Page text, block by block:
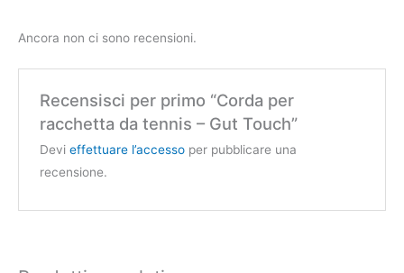
Ancora non ci sono recensioni.
Recensisci per primo “Corda per
racchetta da tennis – Gut Touch”
Devi effettuare l’accessoper pubblicare una
recensione.